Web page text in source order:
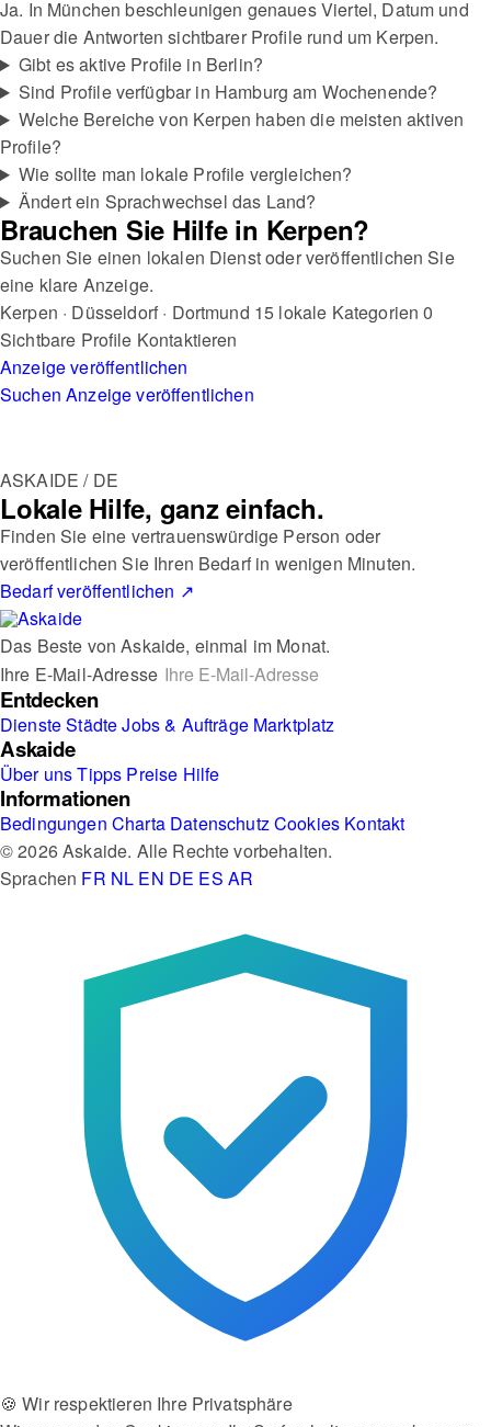
Ja. In München beschleunigen genaues Viertel, Datum und
Dauer die Antworten sichtbarer Profile rund um Kerpen.
Gibt es aktive Profile in Berlin?
Sind Profile verfügbar in Hamburg am Wochenende?
Welche Bereiche von Kerpen haben die meisten aktiven
Profile?
Wie sollte man lokale Profile vergleichen?
Ändert ein Sprachwechsel das Land?
Brauchen Sie Hilfe in Kerpen?
Suchen Sie einen lokalen Dienst oder veröffentlichen Sie
eine klare Anzeige.
Kerpen · Düsseldorf · Dortmund 15 lokale Kategorien 0
Sichtbare Profile Kontaktieren
Anzeige veröffentlichen
Suchen Anzeige veröffentlichen
ASKAIDE / DE
Lokale Hilfe, ganz einfach.
Finden Sie eine vertrauenswürdige Person oder
veröffentlichen Sie Ihren Bedarf in wenigen Minuten.
Bedarf veröffentlichen ↗
Das Beste von Askaide, einmal im Monat.
Ihre E-Mail-Adresse
Entdecken
DiensteStädteJobs & Aufträge Marktplatz
Askaide
Über unsTipps Preise Hilfe
Informationen
Bedingungen Charta DatenschutzCookies Kontakt
© 2026 Askaide. Alle Rechte vorbehalten.
Sprachen FR NL EN DE ES AR
🍪 Wir respektieren Ihre Privatsphäre